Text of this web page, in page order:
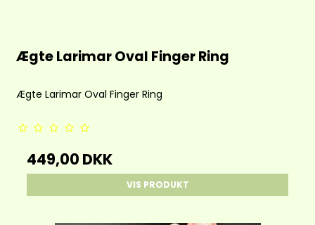
Ægte Larimar Oval Finger Ring
Ægte Larimar Oval Finger Ring
449,00 DKK
VIS PRODUKT